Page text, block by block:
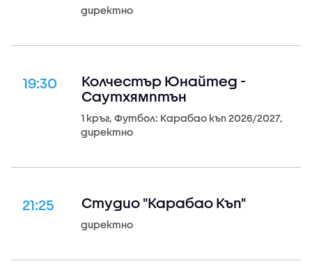
директно
19:30
Колчестър Юнайтед -
Саутхямптън
1 кръг, Футбол: Карабао къп 2026/2027,
директно
21:25 Студио "Карабао Къп"
директно